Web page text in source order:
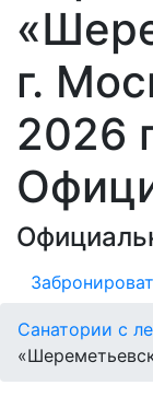
г.
2026
Санатории с